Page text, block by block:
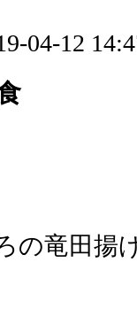
04-12
の竜田揚